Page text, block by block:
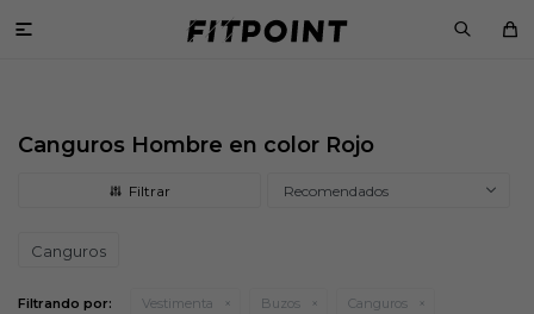

Canguros Hombre en color Rojo
Recomendados
Canguros
Filtrando por: Vestimenta Buzos
Canguros